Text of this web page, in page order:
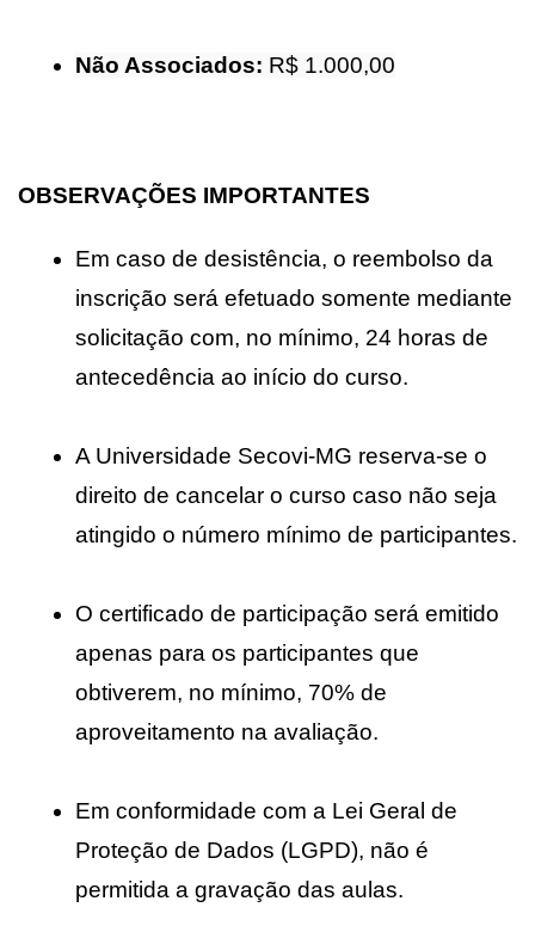
Não Associados: R$ 1.000,00
OBSERVAÇÕES IMPORTANTES
Em caso de desistência, o reembolso da
inscrição será efetuado somente mediante
solicitação com, no mínimo, 24 horas de
antecedência ao início do curso.
A Universidade Secovi-MG reserva-se o
direito de cancelar o curso caso não seja
atingido o número mínimo de participantes.
O certificado de participação será emitido
apenas para os participantes que
obtiverem, no mínimo, 70% de
aproveitamento na avaliação.
Em conformidade com a Lei Geral de
Proteção de Dados (LGPD), não é
permitida a gravação das aulas.